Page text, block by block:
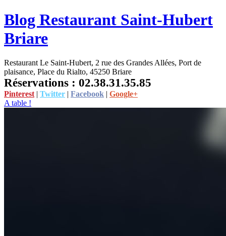
Blog Restaurant Saint-Hubert
Briare
Restaurant Le Saint-Hubert, 2 rue des Grandes Allées, Port de
plaisance, Place du Rialto, 45250 Briare
Réservations : 02.38.31.35.85
Pinterest | Twitter | Facebook | Google+
A table !